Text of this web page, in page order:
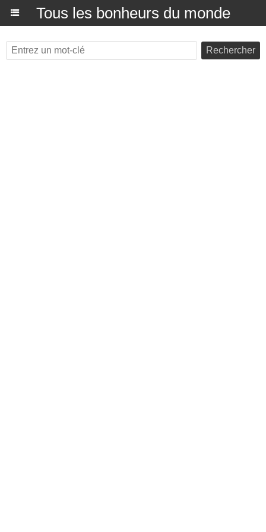
Tous les bonheurs du monde
Rechercher